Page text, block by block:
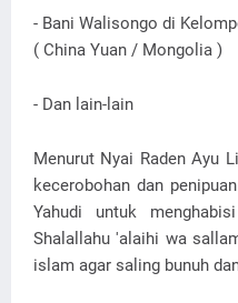
- Bani Walisongo di
( China Yuan / Mongolia )
- Dan lain-lain
Menurut Nyai Raden Ayu
kecerobohan dan
Yahudi untuk
Shalallahu 'alaihi wa
islam agar saling bunuh